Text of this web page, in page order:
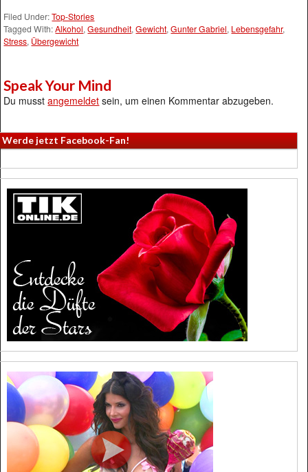
Filed Under:Top-Stories
Tagged With:Alkohol,Gesundheit,Gewicht,Gunter Gabriel, Lebensgefahr,
Stress, Übergewicht
Speak Your Mind
Du musstangemeldet sein, um einen Kommentar abzugeben.
Werde jetzt Facebook-Fan!